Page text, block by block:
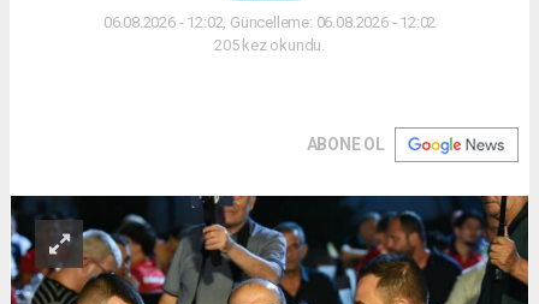
06.08.2026 - 12:02, Güncelleme: 06.08.2026 - 12:02
205 kez okundu.
ABONE OL